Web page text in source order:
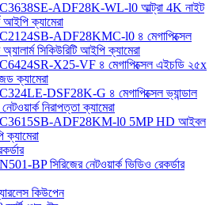
ADF28K-WL-l0 ​​আল্ট্রা 4K নাইট
আইপি ক্যামেরা
ADF28KMC-l0 ৪ মেগাপিক্সেল
অ্যালার্ম সিকিউরিটি আইপি ক্যামেরা
X25-VF ৪ মেগাপিক্সেল এইচডি ২৫x
ক্যামেরা
DSF28K-G ৪ মেগাপিক্সেল ভ্যান্ডাল
নিরাপত্তা ক্যামেরা
ADF28KM-l0 5MP HD আইবল
ক্যামেরা
BP সিরিজের নেটওয়ার্ক ভিডিও রেকর্ডার
কিউপেন